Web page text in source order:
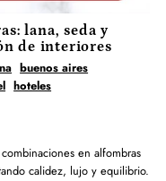
lana, seda y
de interiores
buenos aires
hoteles
en alfombras
calidez, lujo y equilibrio.